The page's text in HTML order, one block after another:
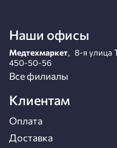
Наши офисы
Медтехмаркет, 8-я улица
450-50-56
Все филиалы
Клиентам
Оплата
Доставка